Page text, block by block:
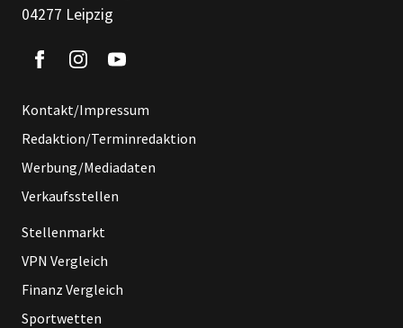
04277 Leipzig
Kontakt/Impressum
Redaktion/Terminredaktion
Werbung/Mediadaten
Verkaufsstellen
Stellenmarkt
VPN Vergleich
Finanz Vergleich
Sportwetten